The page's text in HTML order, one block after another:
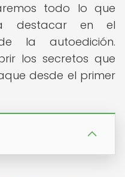
todo lo que
destacar en el
la autoedición.
los secretos que
desde el primer